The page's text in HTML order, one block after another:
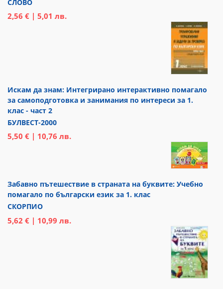
СЛОВО
2,56 € | 5,01 лв.
Искам да знам: Интегрирано интерактивно помагало
за самоподготовка и занимания по интереси за 1.
клас - част 2
БУЛВЕСТ-2000
5,50 € | 10,76 лв.
Забавно пътешествие в страната на буквите: Учебно
помагало по български език за 1. клас
СКОРПИО
5,62 € | 10,99 лв.